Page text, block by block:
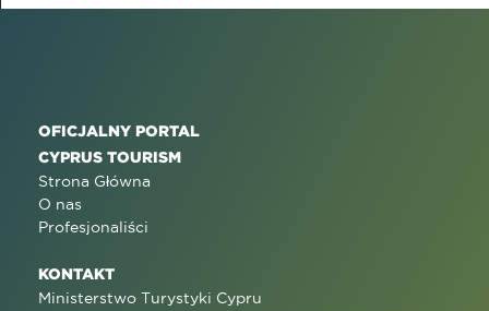
OFICJALNY PORTAL
CYPRUS TOURISM
Strona Główna
O nas
Profesjonaliści
KONTAKT
Ministerstwo Turystyki Cypru